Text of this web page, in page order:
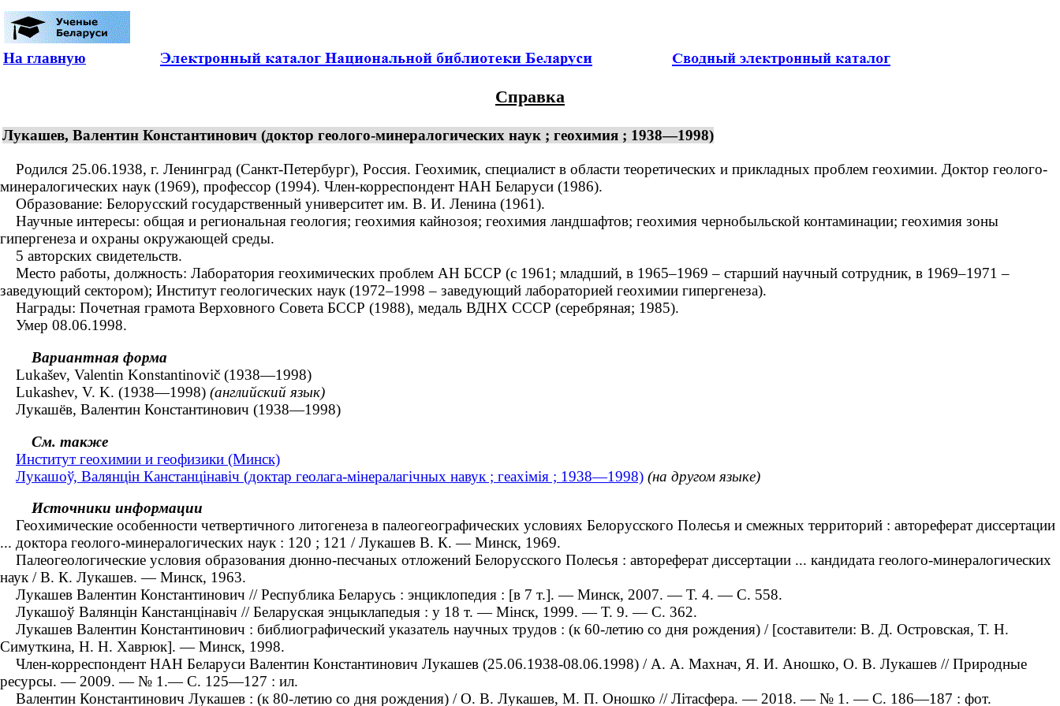
На главную
Справка
Лукашев, Валентин Константинович (доктор геолого-минералогических наук ; геохимия ; 1938—1998)
Родился 25.06.1938, г. Ленинград (Санкт-Петербург), Россия. Геохимик, специалист в области теоретических и прикладных проблем геохимии. Доктор геолого-
минералогических наук (1969), профессор (1994). Член-корреспондент НАН Беларуси (1986).
Образование: Белорусский государственный университет им. В. И. Ленина (1961).
Научные интересы: общая и региональная геология; геохимия кайнозоя; геохимия ландшафтов; геохимия чернобыльской контаминации; геохимия зоны
гипергенеза и охраны окружающей среды.
5 авторских свидетельств.
Место работы, должность: Лаборатория геохимических проблем АН БССР (с 1961; младший, в 1965–1969 – старший научный сотрудник, в 1969–1971 –
заведующий сектором); Институт геологических наук (1972–1998 – заведующий лабораторией геохимии гипергенеза).
Награды: Почетная грамота Верховного Совета БССР (1988), медаль ВДНХ СССР (серебряная; 1985).
Умер 08.06.1998.
Вариантная форма
Lukašev, Valentin Konstantinovič (1938—1998)
Lukashev, V. K. (1938—1998) (английский язык)
Лукашёв, Валентин Константинович (1938—1998)
См. также
Институт геохимии и геофизики (Минск)
Лукашоў, Валянцін Канстанцінавіч (доктар геолага-мінералагічных навук ; геахімія ; 1938—1998) (на другом языке)
Источники информации
Геохимические особенности четвертичного литогенеза в палеогеографических условиях Белорусского Полесья и смежных территорий : автореферат диссертации
... доктора геолого-минералогических наук : 120 ; 121 / Лукашев В. К. — Минск, 1969.
Палеогеологические условия образования дюнно-песчаных отложений Белорусского Полесья : автореферат диссертации ... кандидата геолого-минералогических
наук / В. К. Лукашев. — Минск, 1963.
Лукашев Валентин Константинович // Республика Беларусь : энциклопедия : [в 7 т.]. — Минск, 2007. — Т. 4. — С. 558.
Лукашоў Валянцін Канстанцінавіч // Беларуская энцыклапедыя : у 18 т. — Мінск, 1999. — Т. 9. — С. 362.
Лукашев Валентин Константинович : библиографический указатель научных трудов : (к 60-летию со дня рождения) / [составители: В. Д. Островская, Т. Н.
Симуткина, Н. Н. Хаврюк]. ― Минск, 1998.
Член-корреспондент НАН Беларуси Валентин Константинович Лукашев (25.06.1938-08.06.1998) / А. А. Махнач, Я. И. Аношко, О. В. Лукашев // Природные
ресурсы. — 2009. — № 1.— С. 125—127 : ил.
Валентин Константинович Лукашев : (к 80-летию со дня рождения) / О. В. Лукашев, М. П. Оношко // Літасфера. — 2018. — № 1. — С. 186—187 : фот.